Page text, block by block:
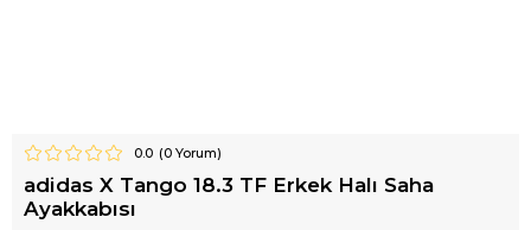
0.0 (0Yorum)
adidas X Tango 18.3 TF Erkek Halı Saha
Ayakkabısı